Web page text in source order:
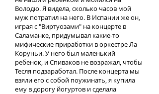
Володю. Я видела, сколько часов мой
муж потратил на него. В Испании же он,
играя с "Виртуозами" на концерте в
Саламанке, придумывал какие-то
мифические приработки в оркестре Ла
Коруньи. У него был маленький
ребенок, и Спиваков не возражал, чтобы
Тесля подзаработал. После концерта мы
взяли его с собой поужинать, я купила
ему в дорогу йогуртов и сделала